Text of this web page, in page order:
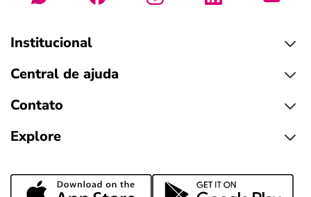
Institucional
Central de ajuda
Contato
Explore